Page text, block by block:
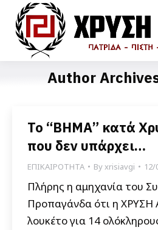
Author
Το “ΒΗΜΑ” κατά
που δεν υπάρχει…
ΕΠΙΚΑΙΡΟΤΗΤΑ Byxrisiavgi 12/
Πλήρης η αμηχανία του
Προπαγάνδα ότι η ΧΡΥΣΗ
λουκέτο για 14